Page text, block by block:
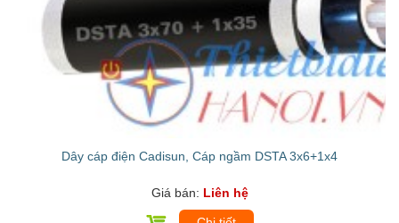
Dây cáp điện Cadisun, Cáp ngầm DSTA 3x6+1x4
Giá bán: Liên hệ